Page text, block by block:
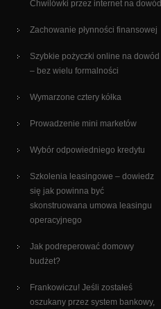
Chwilówki przez internet na dowód
Zachowanie płynności finansowej
Szybkie pożyczki online na dowód
– bez wielu formalności
Wymarzone cztery kółka
Prowadzenie mini marketów
Wybór odpowiedniego kredytu
Szkolenia leasingowe – dowiedz
się jak powinna być
skonstruowana umowa leasingu
operacyjnego
Jak podreperować domowy
budżet?
Frankowiczu! Jeśli zostałeś
oszukany przez system bankowy,